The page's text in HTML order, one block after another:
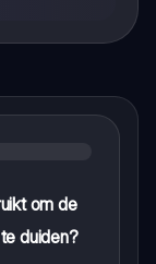
om de
duiden?